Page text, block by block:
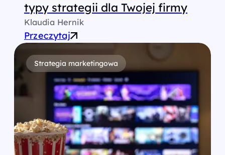
typy strategii dla Twojej firmy
Klaudia Hernik
Przeczytaj
Strategia marketingowa